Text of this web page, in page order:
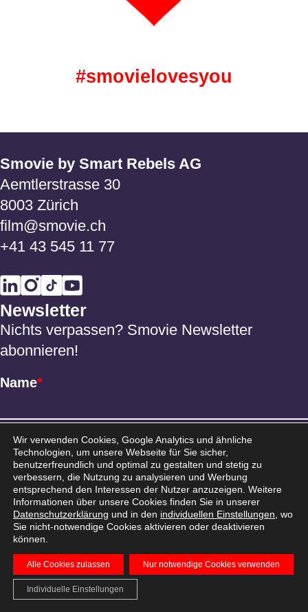
#smovielovesyou
Smovie by Smart Rebels AG
Aemtlerstrasse 30
8003 Zürich
film@smovie.ch
+41 43 545 11 77
Newsletter
Nichts verpassen? Smovie Newsletter
abonnieren!
Name*
AGBDatenschutzImpressum
© 2026 Smovie
Wir verwenden Cookies, Google Analytics und ähnliche
Technologien, um unsere Webseite für Sie sicher,
benutzerfreundlich und optimal zu gestalten und stetig zu
verbessern, die Nutzung zu analysieren und Werbung
entsprechend den Interessen der Nutzer anzuzeigen. Weitere
Informationen über unsere Cookies finden Sie in unserer
Datenschutzerklärung und in den individuellen Einstellungen , wo
Sie nicht-notwendige Cookies aktivieren oder deaktivieren
können.
Alle Cookies zulassen Nur notwendige Cookies verwenden
Individuelle Einstellungen